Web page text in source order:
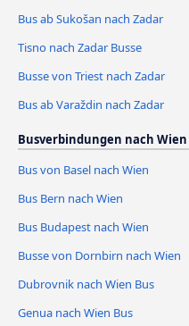
Bus ab Sukošan nach Zadar
Tisno nach Zadar Busse
Busse von Triest nach Zadar
Bus ab Varaždin nach Zadar
Busverbindungen nach Wien
Bus von Basel nach Wien
Bus Bern nach Wien
Bus Budapest nach Wien
Busse von Dornbirn nach Wien
Dubrovnik nach Wien Bus
Genua nach Wien Bus